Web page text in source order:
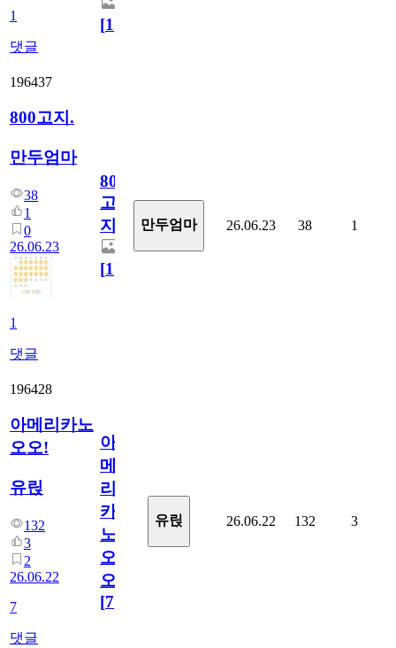
1
댓글
[1]
196437
800고지.
만두엄마
38
1
0
26.06.23
1
댓글
800
고
지.
[1]
만두엄마 26.06.23 38 1
196428
아메리카노
오오!
유릱
132
3
2
26.06.22
7
댓글
아
메
리
카
노
오
오!
[7]
유릱 26.06.22 132 3